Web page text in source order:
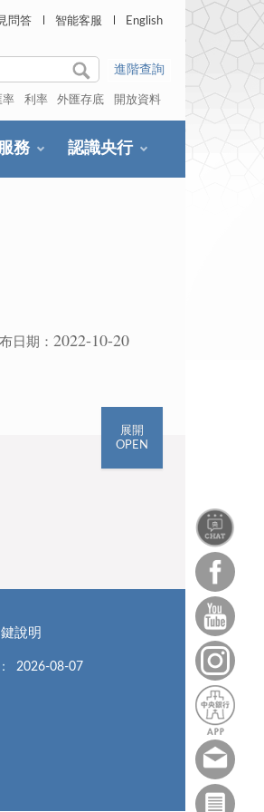
問答 智能客服 English
進階查詢
率 利率 外匯存底 開放資料
務 認識央行
日期： 2022-10-20
展開
OPEN
說明
2026-08-07